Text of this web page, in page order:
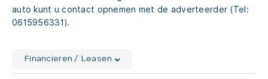
auto kunt u contact opnemen met de adverteerder (Tel:
0615956331).
Financieren / Leasen